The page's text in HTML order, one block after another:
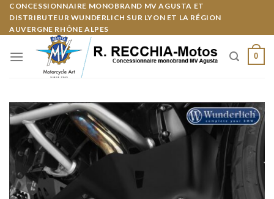
Skip
content
CONCESSIONNAIRE MONOBRAND MV AGUSTA ET
DISTRIBUTEUR WUNDERLICH SUR LYON ET LA RÉGION
AUVERGNE RHÔNE ALPES
0
Panneau de gestion des cookies